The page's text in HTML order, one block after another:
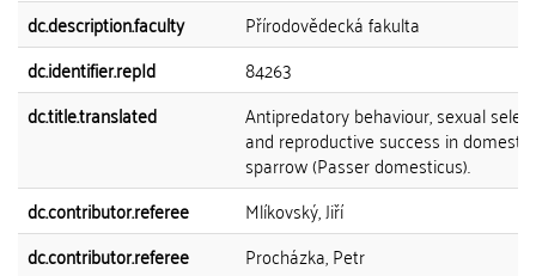
dc.description.faculty
Přírodovědecká fakulta
dc.identifier.repId
84263
dc.title.translated
Antipredatory behaviour, sexual
and reproductive success in domestic
sparrow (Passer domesticus).
dc.contributor.referee
Mlíkovský, Jiří
dc.contributor.referee
Procházka, Petr